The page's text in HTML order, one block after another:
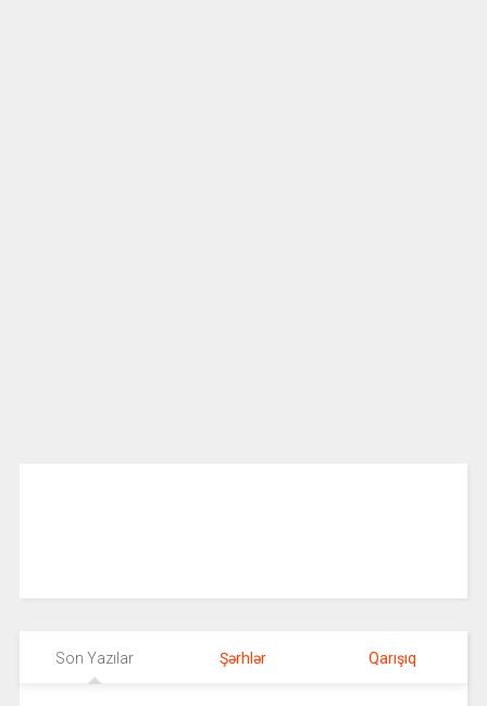
Son Yazılar Şərhlər Qarışıq